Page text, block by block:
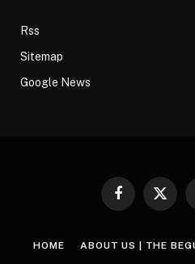
Rss
Sitemap
Google News
Facebook
X
HOME ABOUT US | THE